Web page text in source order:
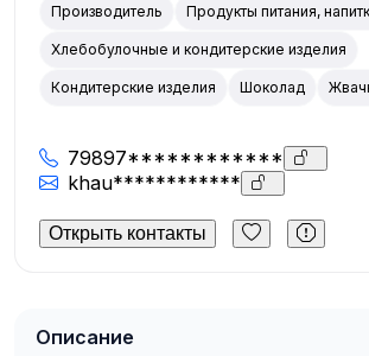
Производитель Продукты питания,
Хлебобулочные и кондитерские изделия
Кондитерские изделия Шоколад
79897************
khau************
Открыть контакты
Описание